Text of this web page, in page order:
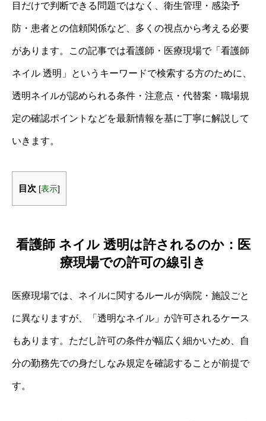
目だけで判断できる問題ではなく、衛生管理・感染予
防・患者との信頼関係など、多くの視点から考える必要
があります。この記事では看護師・医療現場で「看護師
ネイル 透明」というキーワードで検索する方のために、
透明ネイルが認められる条件・注意点・代替案・職場規
定の確認ポイントなどを最新情報を基に丁寧に解説して
いきます。
目次 [表示]
看護師 ネイル 透明は許されるのか：医
療現場での許可の線引き
医療現場では、ネイルに関するルールが病院・施設ごと
に異なりますが、「透明なネイル」が許可されるケース
もあります。ただし許可の条件が幅広く細かいため、自
分の勤務先での身だしなみ規定を確認することが前提で
す。